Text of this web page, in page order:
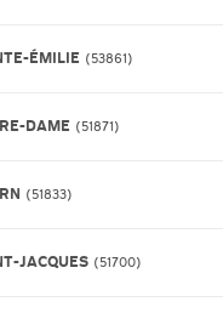
ÉMILIE 53861
DAME 51871
51833
JACQUES 51700